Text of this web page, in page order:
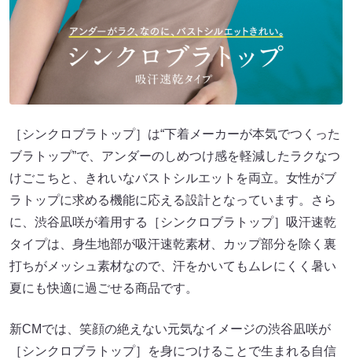
［シンクロブラトップ］は“下着メーカーが本気でつくった
ブラトップ”で、アンダーのしめつけ感を軽減したラクなつ
けごこちと、きれいなバストシルエットを両⽴。女性がブ
ラトップに求める機能に応える設計となっています。さら
に、渋谷凪咲が着用する［シンクロブラトップ］吸汗速乾
タイプは、身生地部が吸汗速乾素材、カップ部分を除く裏
打ちがメッシュ素材なので、汗をかいてもムレにくく暑い
夏にも快適に過ごせる商品です。
新CMでは、笑顔の絶えない元気なイメージの渋谷凪咲が
［シンクロブラトップ］を⾝につけることで⽣まれる⾃信